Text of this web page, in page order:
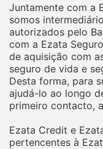
Juntamente com a
somos
autorizados pelo
com a Ezata
de aquisição com
seguro de vida e
Desta forma, para
ajudá-lo ao longo
primeiro contacto,
Ezata Credit e
pertencentes à